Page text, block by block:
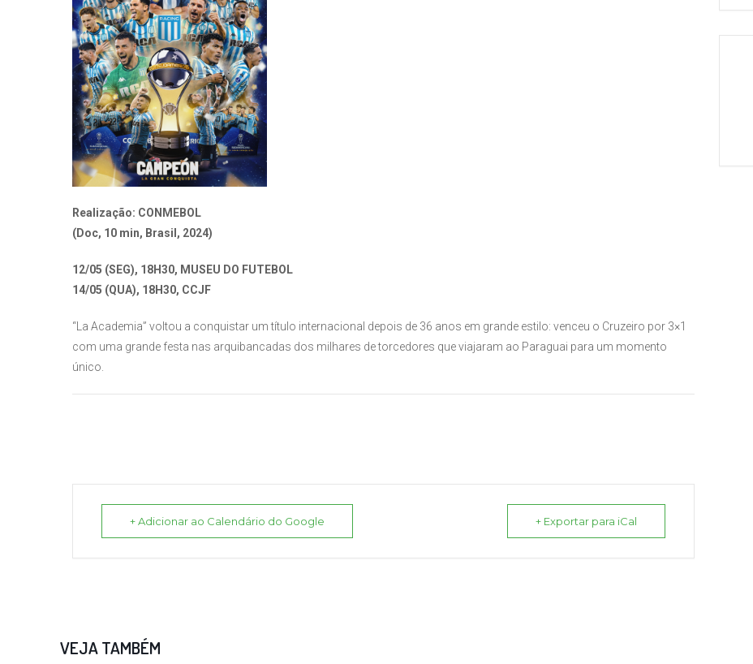
Realização: CONMEBOL
(Doc, 10 min, Brasil, 2024)
12/05 (SEG), 18H30, MUSEU DO FUTEBOL
14/05 (QUA), 18H30, CCJF
“La Academia” voltou a conquistar um título internacional depois de 36 anos em grande estilo: venceu o Cruzeiro por 3×1
com uma grande festa nas arquibancadas dos milhares de torcedores que viajaram ao Paraguai para um momento
único.
+ Adicionar ao Calendário do Google + Exportar para iCal
VEJA TAMBÉM